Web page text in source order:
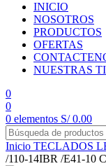
INICIO
NOSOTROS
PRODUCTOS
OFERTAS
NUESTRAS
0
0
0 elementos S/0.00
Inicio TECLADOS
/110-14IBR /E41-10